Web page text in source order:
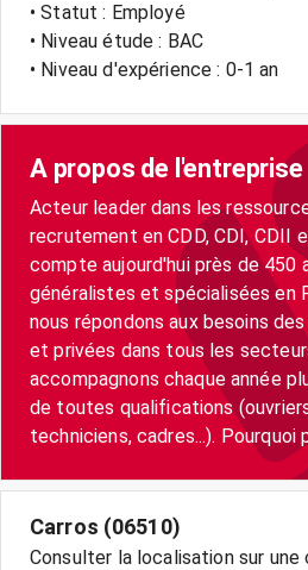
• Statut : Employé
• Niveau étude : BAC
• Niveau d'expérience : 0-1 an
A propos de l'entreprise
Acteur leader dans les
recrutement en CDD, CDI, CDII
compte aujourd'hui près de 450
généralistes et spécialisées en
nous répondons aux besoins
et privées dans tous les
accompagnons chaque année
de toutes qualifications
techniciens, cadres...). Pourquoi
Carros (06510)
Consulter la localisation sur une